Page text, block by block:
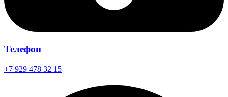
Телефон
+7 929 478 32 15